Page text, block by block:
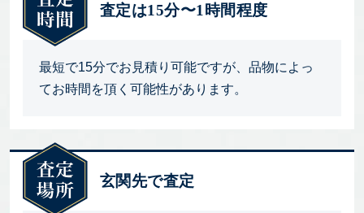
査定は15分〜1時間程度
最短で15分でお見積り可能ですが、品物によっ
てお時間を頂く可能性があります。
玄関先で査定